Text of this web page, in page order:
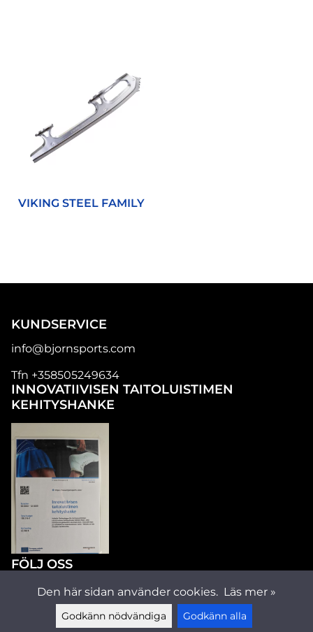
VIKING STEEL FAMILY
KUNDSERVICE
info@bjornsports.com
Tfn +358505249634
INNOVATIIVISEN TAITOLUISTIMEN
KEHITYSHANKE
FÖLJ OSS
Den här sidan använder cookies. Läs mer »
Godkänn nödvändiga Godkänn alla